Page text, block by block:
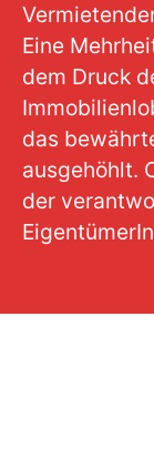
Eine
dem Druck
das
ausgehöhlt.
der